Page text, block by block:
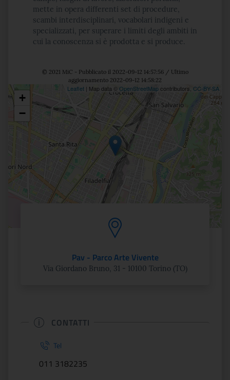
mette in opera differenti set di procedure,
scambi interdisciplinari, vocabolari indigeni e
specializzati, per superare i limiti degli ambiti in
cui la conoscenza si è prodotta e si produce.
© 2021 MiC - Pubblicato il 2022-09-12 14:57:56 / Ultimo
aggiornamento 2022-09-12 14:58:22
Posizione
+
−
Leaflet | Map data © OpenStreetMapcontributors, CC-BY-SA
Pav - Parco Arte Vivente
Via Giordano Bruno, 31 - 10100 Torino (TO)
CONTATTI
Tel
011 3182235